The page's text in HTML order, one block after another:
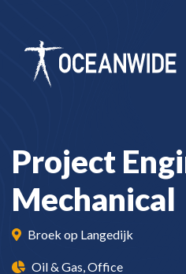
Project
Mechanical
Broek op Langedijk
Oil & Gas, Office